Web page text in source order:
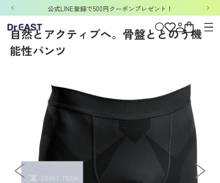
「洗濯ネット&ポーチ」ノベルティキャンペーン開催中！
ホーム DERIT TECH >DERIT TECHメンズ >パンツ >DERIT TECH（デリット
自然とアクティブへ。骨盤ととのう機
能性パンツ